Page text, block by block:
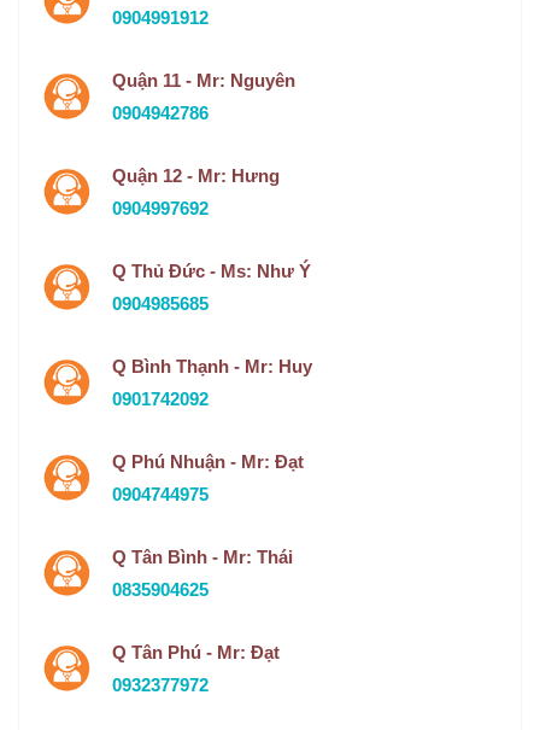
0904991912
Quận 11 - Mr: Nguyên
0904942786
Quận 12 - Mr: Hưng
0904997692
Q Thủ Đức - Ms: Như Ý
0904985685
Q Bình Thạnh - Mr: Huy
0901742092
Q Phú Nhuận - Mr: Đạt
0904744975
Q Tân Bình - Mr: Thái
0835904625
Q Tân Phú - Mr: Đạt
0932377972